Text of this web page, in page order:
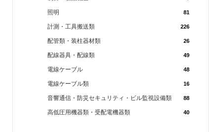
照明 81
計測・工具搬送類 226
配管類・装柱器材類 26
配線器具・配線類 49
電線ケーブル 48
電線ケーブル類 16
音響通信・防災セキュリティ・ビル監視設備類 88
高低圧用機器類・受配電機器類 40